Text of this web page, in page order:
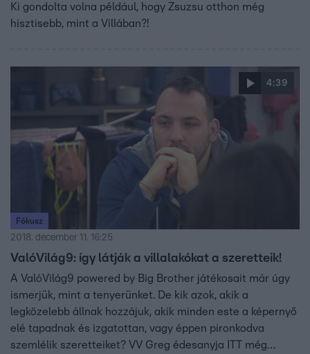
Ki gondolta volna például, hogy Zsuzsu otthon még
hisztisebb, mint a Villában?!
4:39
Fókusz
2018. december 11. 16:25
ValóVilág9: így látják a villalakókat a szeretteik!
A ValóVilág9 powered by Big Brother játékosait már úgy
ismerjük, mint a tenyerünket. De kik azok, akik a
legközelebb állnak hozzájuk, akik minden este a képernyő
elé tapadnak és izgatottan, vagy éppen pironkodva
szemlélik szeretteiket? VV Greg édesanyja ITT még